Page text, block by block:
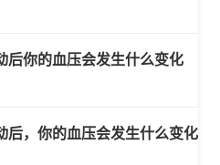
后你的血压会发生什么变化
后，你的血压会发生什么变化